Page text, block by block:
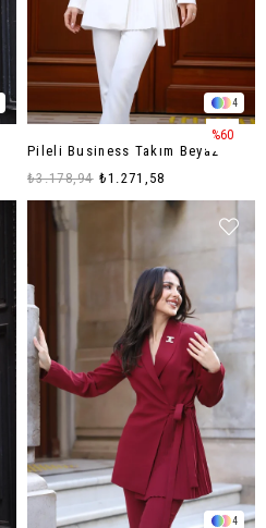
4
Pileli Business Takım Beyaz
₺1.271,58
₺3.178,94
%60
4